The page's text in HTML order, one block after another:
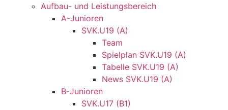
Aufbau- und Leistungsbereich
A-Junioren
SVK.U19 (A)
Team
Spielplan SVK.U19 (A)
Tabelle SVK.U19 (A)
News SVK.U19 (A)
B-Junioren
SVK.U17 (B1)